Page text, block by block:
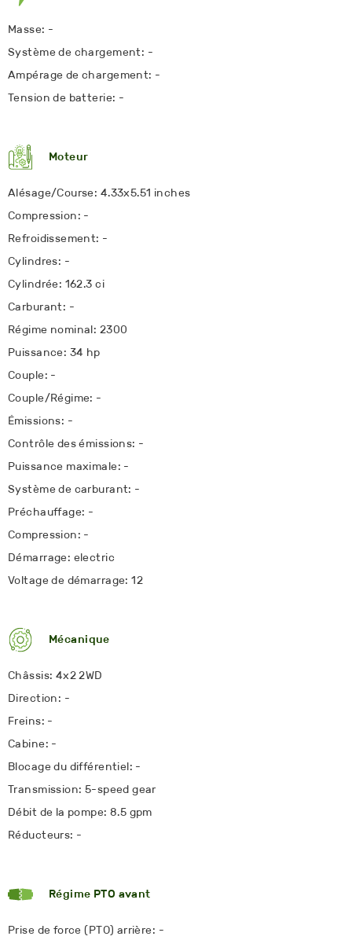
Masse: -
Système de chargement: -
Ampérage de chargement: -
Tension de batterie: -
Moteur
Alésage/Course: 4.33x5.51 inches
Compression: -
Refroidissement: -
Cylindres: -
Cylindrée: 162.3 ci
Carburant: -
Régime nominal: 2300
Puissance: 34 hp
Couple: -
Couple/Régime: -
Émissions: -
Contrôle des émissions: -
Puissance maximale: -
Système de carburant: -
Préchauffage: -
Compression: -
Démarrage: electric
Voltage de démarrage: 12
Mécanique
Châssis: 4x2 2WD
Direction: -
Freins: -
Cabine: -
Blocage du différentiel: -
Transmission: 5-speed gear
Débit de la pompe: 8.5 gpm
Réducteurs: -
Régime PTO avant
Prise de force (PTO) arrière: -